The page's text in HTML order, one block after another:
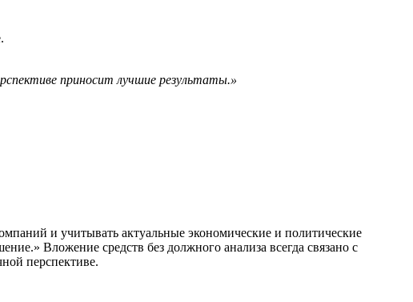
приносит лучшие результаты.»
и учитывать актуальные экономические и политические
Вложение средств без должного анализа всегда связано с
перспективе.